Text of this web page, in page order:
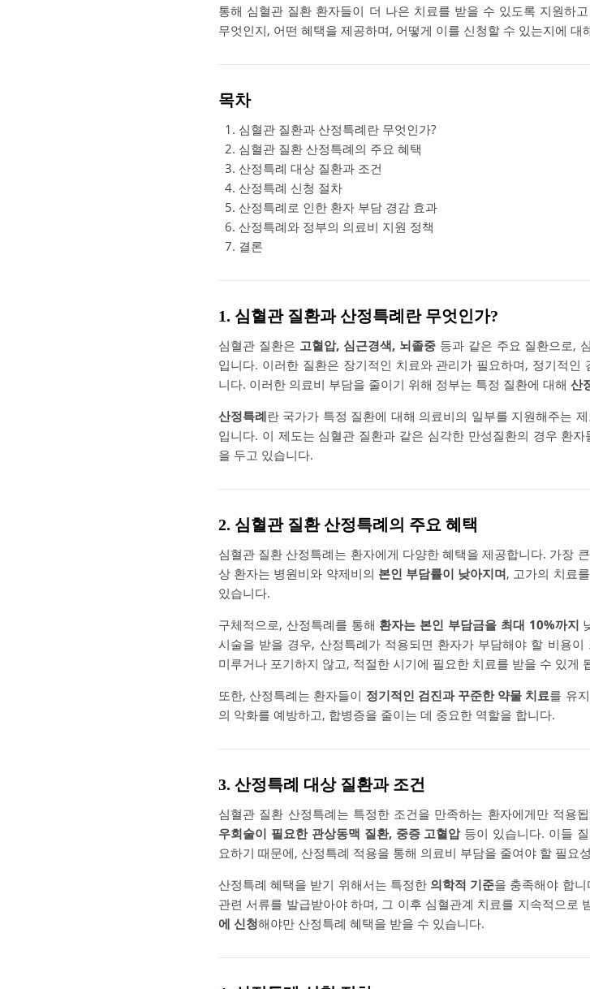
통해 심혈관 질환 환자들이 더 나은 치료를 받을 수 있도록 지원하
무엇인지, 어떤 혜택을 제공하며, 어떻게 이를 신청할 수 있는지에 대
목차
심혈관 질환과 산정특례란 무엇인가?
심혈관 질환 산정특례의 주요 혜택
산정특례 대상 질환과 조건
산정특례 신청 절차
산정특례로 인한 환자 부담 경감 효과
산정특례와 정부의 의료비 지원 정책
결론
1. 심혈관 질환과 산정특례란 무엇인가?
심혈관 질환은 고혈압, 심근경색, 뇌졸중등과 같은 주요 질환으로,
입니다. 이러한 질환은 장기적인 치료와 관리가 필요하며, 정기적
니다. 이러한 의료비 부담을 줄이기 위해 정부는 특정 질환에 대해 산
산정특례란 국가가 특정 질환에 대해 의료비의 일부를 지원해주는
입니다. 이 제도는 심혈관 질환과 같은 심각한 만성질환의 경우 환
을 두고 있습니다.
2. 심혈관 질환 산정특례의 주요 혜택
심혈관 질환 산정특례는 환자에게 다양한 혜택을 제공합니다. 가장
상 환자는 병원비와 약제비의 본인 부담률이 낮아지며, 고가의 치료
있습니다.
구체적으로, 산정특례를 통해 환자는 본인 부담금을 최대 10%까지
시술을 받을 경우, 산정특례가 적용되면 환자가 부담해야 할 비용
미루거나 포기하지 않고, 적절한 시기에 필요한 치료를 받을 수 있게
또한, 산정특례는 환자들이 정기적인 검진과 꾸준한 약물 치료를 유
의 악화를 예방하고, 합병증을 줄이는 데 중요한 역할을 합니다.
3. 산정특례 대상 질환과 조건
심혈관 질환 산정특례는 특정한 조건을 만족하는 환자에게만 적용
우회술이 필요한 관상동맥 질환, 중증 고혈압등이 있습니다. 이들
요하기 때문에, 산정특례 적용을 통해 의료비 부담을 줄여야 할 필요
산정특례 혜택을 받기 위해서는 특정한 의학적 기준을 충족해야 합
관련 서류를 발급받아야 하며, 그 이후 심혈관계 치료를 지속적으로
에 신청해야만 산정특례 혜택을 받을 수 있습니다.